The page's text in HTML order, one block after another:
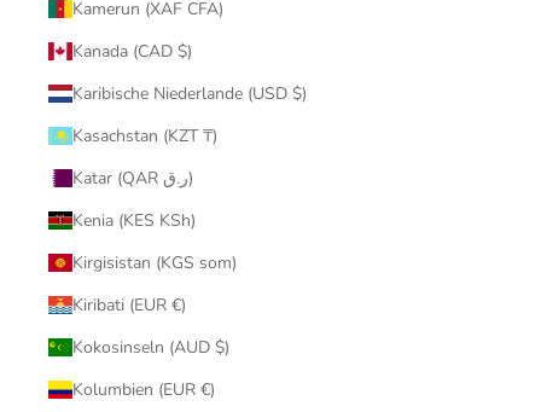
Kamerun (XAF CFA)
Kanada (CAD $)
Karibische Niederlande (USD $)
Kasachstan (KZT ₸)
Katar (QAR ر.ق)
Kenia (KES KSh)
Kirgisistan (KGS som)
Kiribati (EUR €)
Kokosinseln (AUD $)
Kolumbien (EUR €)